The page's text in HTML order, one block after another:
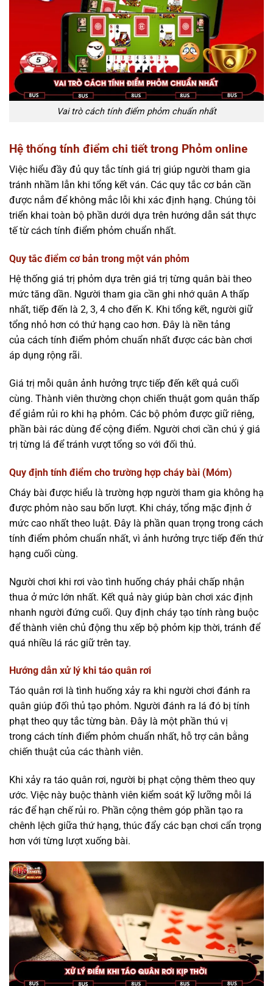
Vai trò cách tính điểm phỏm chuẩn nhất
Hệ thống tính điểm chi tiết trong Phỏm online
Việc hiểu đầy đủ quy tắc tính giá trị giúp người tham gia
tránh nhầm lẫn khi tổng kết ván. Các quy tắc cơ bản cần
được nắm để không mắc lỗi khi xác định hạng. Chúng tôi
triển khai toàn bộ phần dưới dựa trên hướng dẫn sát thực
tế từ cách tính điểm phỏm chuẩn nhất.
Quy tắc điểm cơ bản trong một ván phỏm
Hệ thống giá trị phỏm dựa trên giá trị từng quân bài theo
mức tăng dần. Người tham gia cần ghi nhớ quân A thấp
nhất, tiếp đến là 2, 3, 4 cho đến K. Khi tổng kết, người giữ
tổng nhỏ hơn có thứ hạng cao hơn. Đây là nền tảng
của cách tính điểm phỏm chuẩn nhất được các bàn chơi
áp dụng rộng rãi.
Giá trị mỗi quân ảnh hưởng trực tiếp đến kết quả cuối
cùng. Thành viên thường chọn chiến thuật gom quân thấp
để giảm rủi ro khi hạ phỏm. Các bộ phỏm được giữ riêng,
phần bài rác dùng để cộng điểm. Người chơi cần chú ý giá
trị từng lá để tránh vượt tổng so với đối thủ.
Quy định tính điểm cho trường hợp cháy bài (Móm)
Cháy bài được hiểu là trường hợp người tham gia không hạ
được phỏm nào sau bốn lượt. Khi cháy, tổng mặc định ở
mức cao nhất theo luật. Đây là phần quan trọng trong cách
tính điểm phỏm chuẩn nhất, vì ảnh hưởng trực tiếp đến thứ
hạng cuối cùng.
Người chơi khi rơi vào tình huống cháy phải chấp nhận
thua ở mức lớn nhất. Kết quả này giúp bàn chơi xác định
nhanh người đứng cuối. Quy định cháy tạo tính ràng buộc
để thành viên chủ động thu xếp bộ phỏm kịp thời, tránh để
quá nhiều lá rác giữ trên tay.
Hướng dẫn xử lý khi táo quân rơi
Táo quân rơi là tình huống xảy ra khi người chơi đánh ra
quân giúp đối thủ tạo phỏm. Người đánh ra lá đó bị tính
phạt theo quy tắc từng bàn. Đây là một phần thú vị
trong cách tính điểm phỏm chuẩn nhất, hỗ trợ cân bằng
chiến thuật của các thành viên.
Khi xảy ra táo quân rơi, người bị phạt cộng thêm theo quy
ước. Việc này buộc thành viên kiểm soát kỹ lưỡng mỗi lá
rác để hạn chế rủi ro. Phần cộng thêm góp phần tạo ra
chênh lệch giữa thứ hạng, thúc đẩy các bạn chơi cẩn trọng
hơn với từng lượt xuống bài.